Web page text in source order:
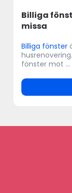
Billiga
missa
Billiga fönster
fönster mot ...